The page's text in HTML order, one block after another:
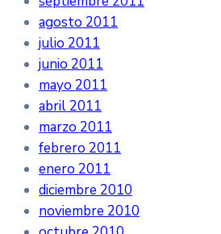
agosto 2011
julio 2011
junio 2011
mayo 2011
abril 2011
marzo 2011
febrero 2011
enero 2011
diciembre 2010
noviembre 2010